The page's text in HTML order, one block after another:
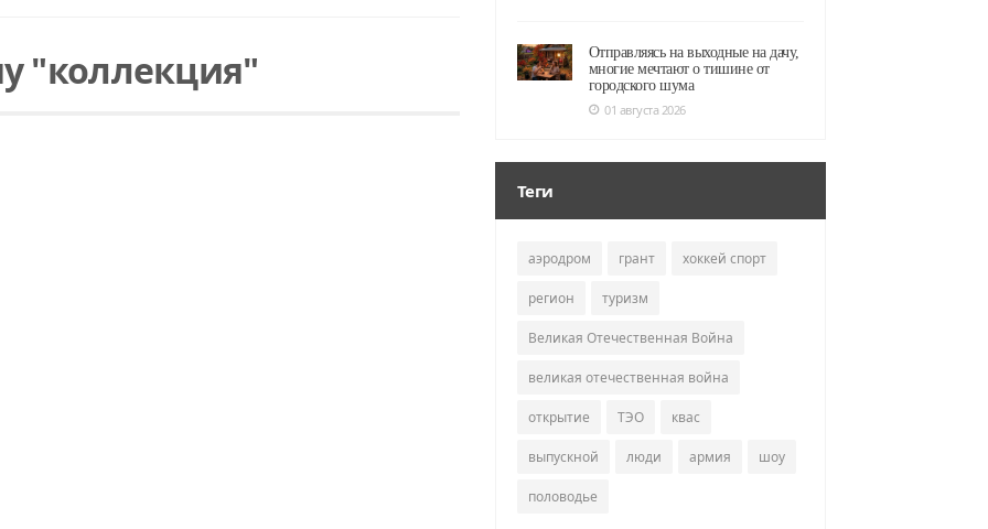
"коллекция"
Отправляясь на выходные на дачу,
многие мечтают о тишине от
городского шума
01 августа 2026
Теги
аэродром грант хоккей спорт
регион туризм
Великая Отечественная Война
великая отечественная война
открытие ТЭО квас
выпускной люди армия шоу
половодье